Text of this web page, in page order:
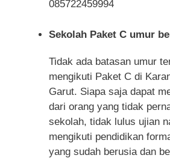
085722459994
Sekolah Paket C umur
Tidak ada batasan umur
mengikuti Paket C di
Garut. Siapa saja dapat
dari orang yang tidak
sekolah, tidak lulus ujian
mengikuti pendidikan
yang sudah berusia dan